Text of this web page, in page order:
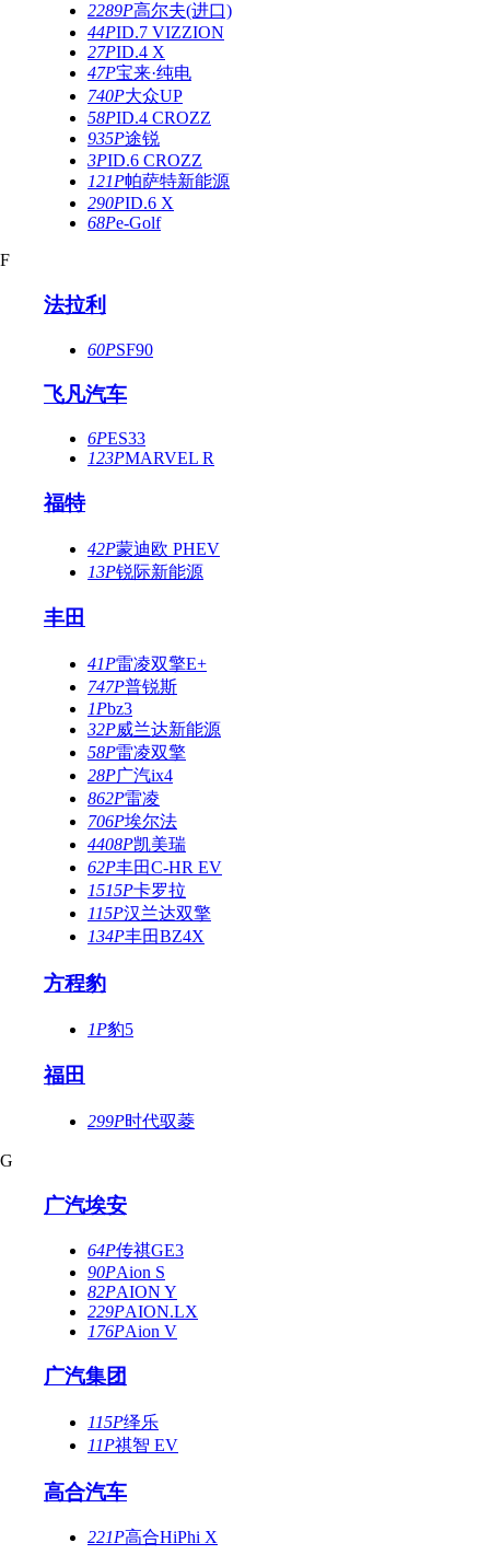
2289P高尔夫(进口)
44PID.7 VIZZION
27PID.4 X
47P宝来·纯电
740P大众UP
58PID.4 CROZZ
935P途锐
3PID.6 CROZZ
121P帕萨特新能源
290PID.6 X
68Pe-Golf
F
法拉利
60PSF90
飞凡汽车
6PES33
123PMARVEL R
福特
42P蒙迪欧 PHEV
13P锐际新能源
丰田
41P雷凌双擎E+
747P普锐斯
1Pbz3
32P威兰达新能源
58P雷凌双擎
28P广汽ix4
862P雷凌
706P埃尔法
4408P凯美瑞
62P丰田C-HR EV
1515P卡罗拉
115P汉兰达双擎
134P丰田BZ4X
方程豹
1P豹5
福田
299P时代驭菱
G
广汽埃安
64P传祺GE3
90PAion S
82PAION Y
229PAION.LX
176PAion V
广汽集团
115P绎乐
11P祺智 EV
高合汽车
221P高合HiPhi X